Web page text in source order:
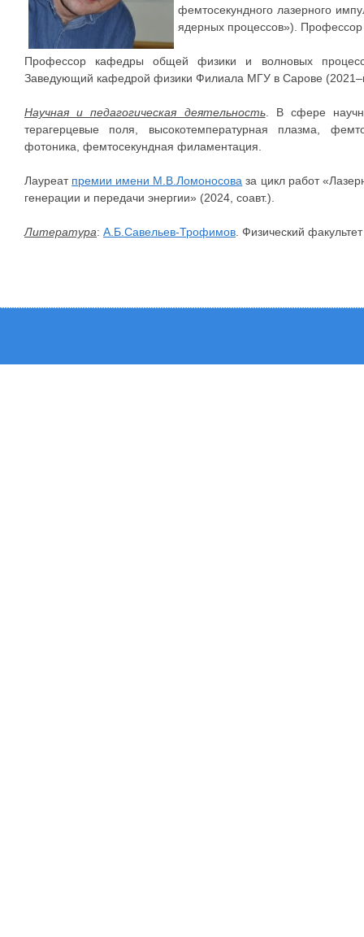
фемтосекундного лазерного
ядерных процессов»).
Профессор кафедры общей физики и волновых
Заведующий кафедрой физики Филиала МГУ в Сарове
Научная и педагогическая деятельность. В сфере
терагерцевые поля, высокотемпературная плазма,
фотоника, фемтосекундная филаментация.
Лауреат премии имени М.В.Ломоносова за цикл работ
генерации и передачи энергии» (2024, соавт.).
Литература: А.Б.Савельев-Трофимов . Физический